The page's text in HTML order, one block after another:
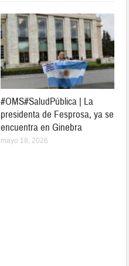
#OMS#SaludPública | La
presidenta de Fesprosa, ya se
encuentra en Ginebra
mayo 18, 2026